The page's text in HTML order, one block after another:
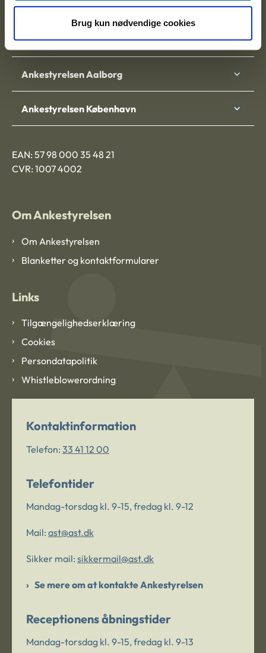
Brug kun nødvendige cookies
9000 Aalborg
Ankestyrelsen Aalborg
Ankestyrelsen København
EAN: 57 98 000 35 48 21
CVR: 1007 4002
Om Ankestyrelsen
Om Ankestyrelsen
Blanketter og kontaktformularer
Links
Tilgængelighedserklæring
Cookies
Persondatapolitik
Whistleblowerordning
Kontaktinformation
Telefon: 33 41 12 00
Telefontider
Mandag-torsdag kl. 9-15, fredag kl. 9-12
Mail: ast@ast.dk
Sikker mail: sikkermail@ast.dk
Se mere om at kontakte Ankestyrelsen
Receptionens åbningstider
Mandag-torsdag kl. 9-15, fredag kl. 9-13